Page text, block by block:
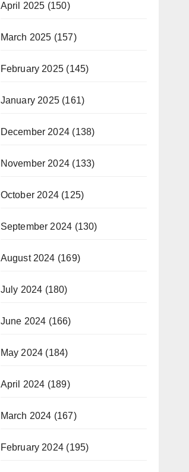
April 2025 (150)
March 2025 (157)
February 2025 (145)
January 2025(161)
December 2024 (138)
November 2024 (133)
October 2024(125)
September 2024 (130)
August 2024 (169)
July 2024 (180)
June 2024 (166)
May 2024 (184)
April 2024 (189)
March 2024 (167)
February 2024 (195)